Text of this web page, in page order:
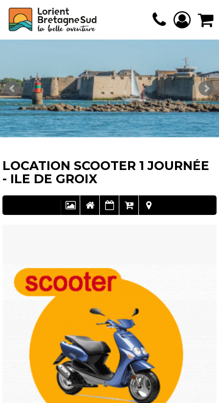
LOCATION SCOOTER 1 JOURNÉE
- ILE DE GROIX